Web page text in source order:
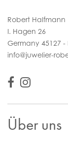
Robert Halfmann
I. Hagen 26
Germany 45127 -
info@juwelier-
Über uns